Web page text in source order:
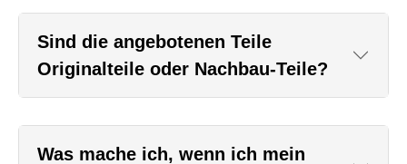
Sind die angebotenen Teile
Originalteile oder Nachbau-Teile?
Was mache ich, wenn ich mein